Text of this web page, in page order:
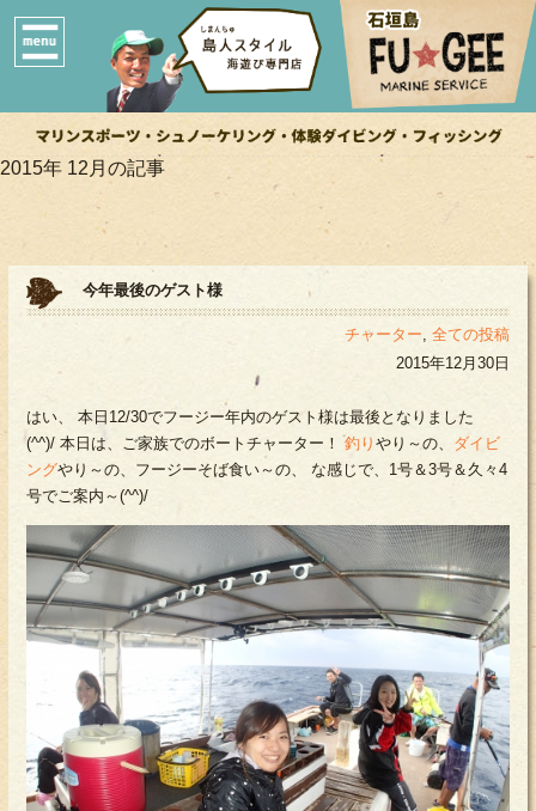
2015年 12月の記事
今年最後のゲスト様
チャーター, 全ての投稿
2015年12月30日
はい、 本日12/30でフージー年内のゲスト様は最後となりました
(^^)/ 本日は、ご家族でのボートチャーター！ 釣り やり～の、 ダイビ
ングやり～の、フージーそば食い～の、 な感じで、1号＆3号＆久々4
号でご案内～(^^)/